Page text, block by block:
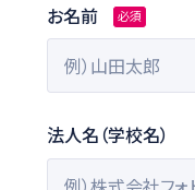
お名前 必須
法人名（学校名）